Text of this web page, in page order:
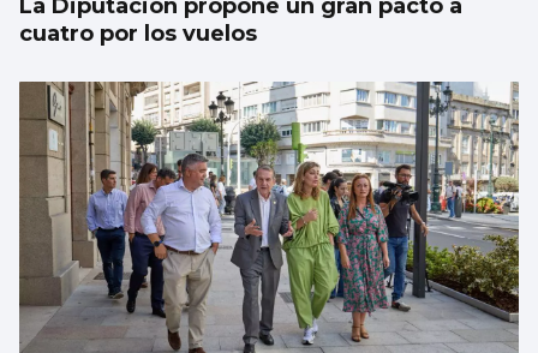
La Diputación propone un gran pacto a
cuatro por los vuelos